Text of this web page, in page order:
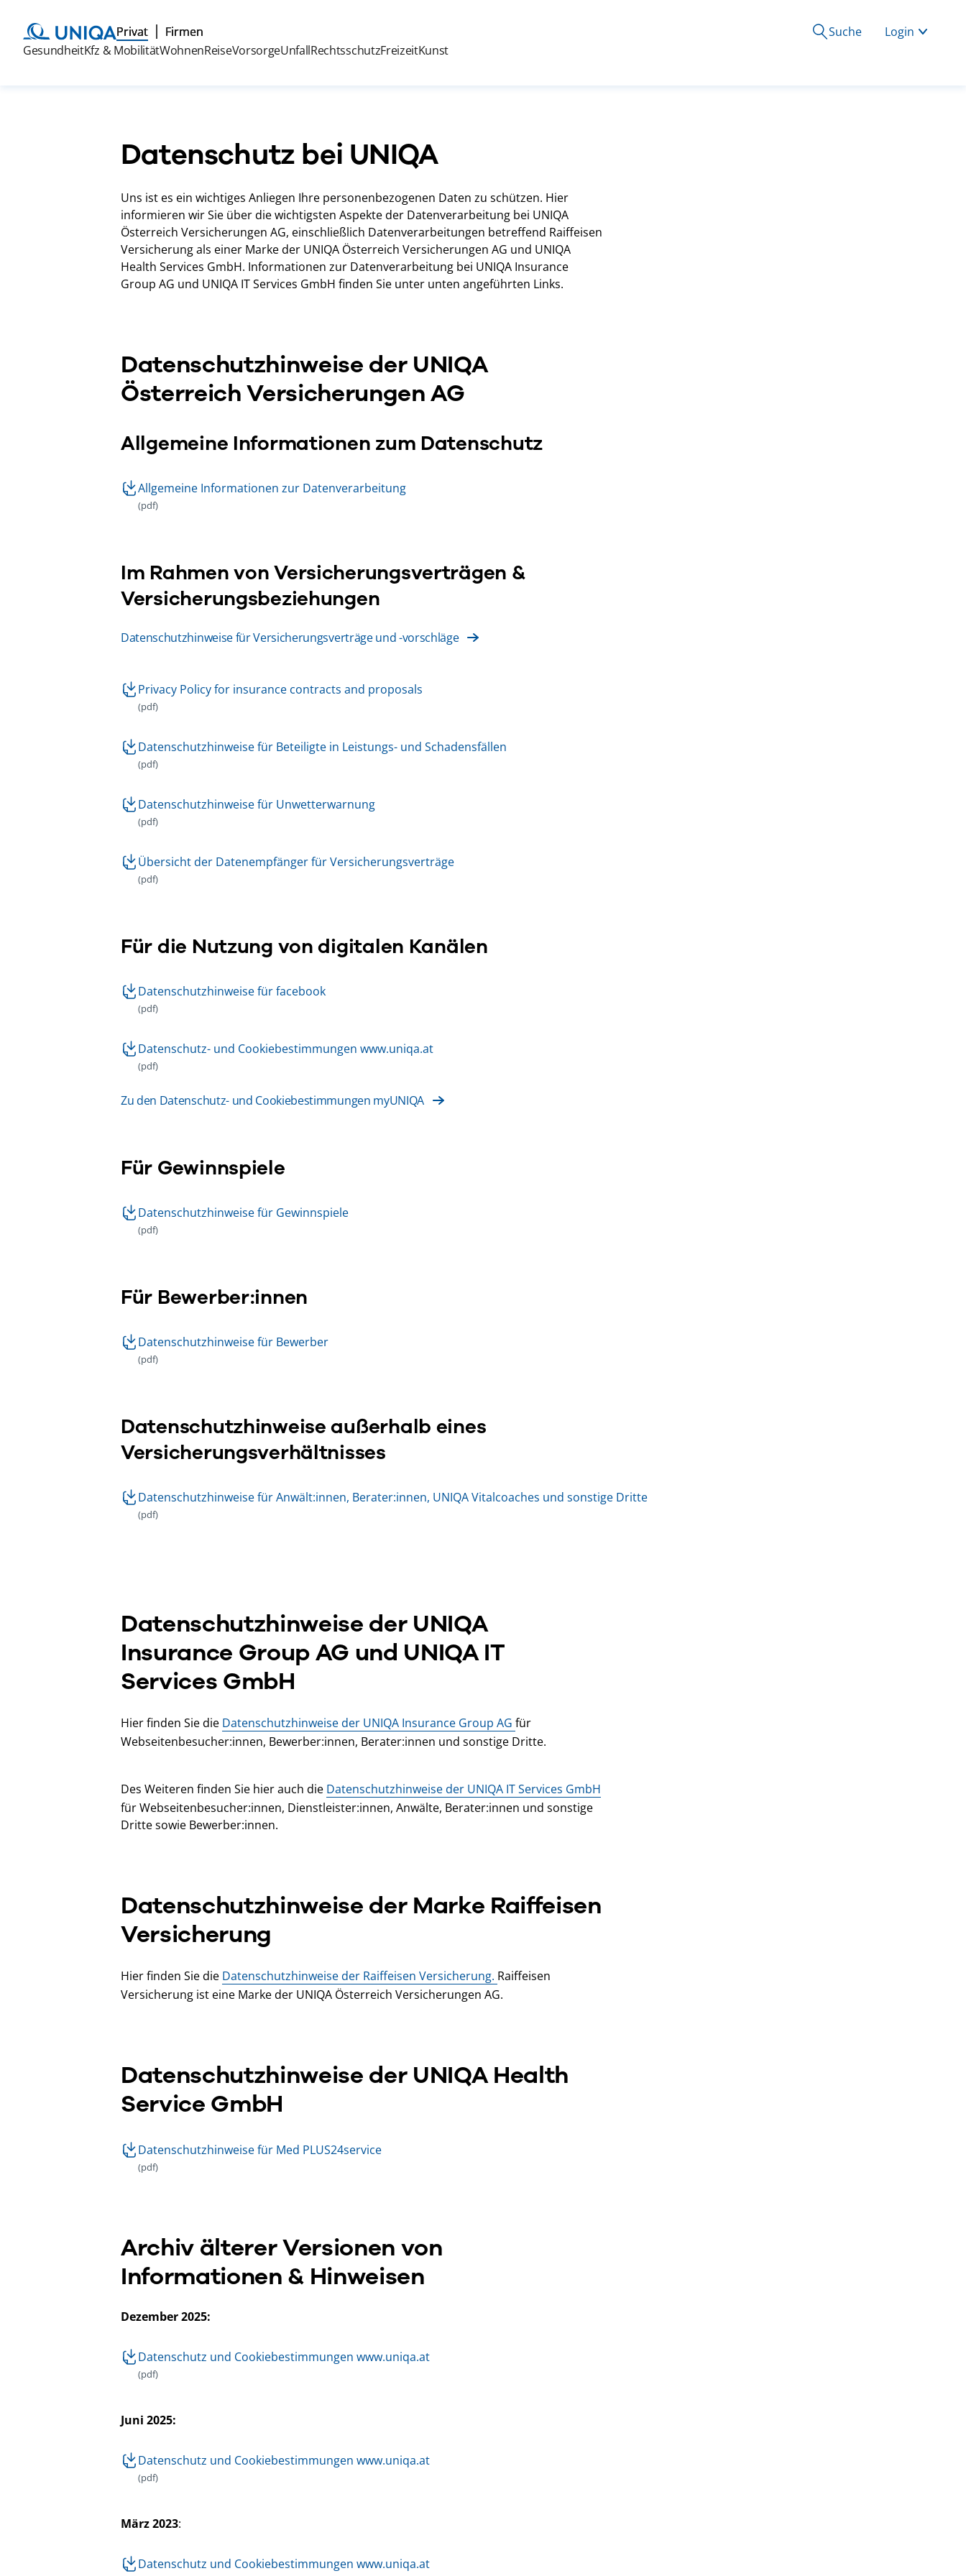
Privat Firmen Suche
Login
GesundheitKfz & MobilitätWohnenReiseVorsorgeUnfallRechtsschutzFreizeitKunst
Datenschutz bei UNIQA
Uns ist es ein wichtiges Anliegen Ihre personenbezogenen Daten zu schützen. Hier
informieren wir Sie über die wichtigsten Aspekte der Datenverarbeitung bei UNIQA
Österreich Versicherungen AG, einschließlich Datenverarbeitungen betreffend Raiffeisen
Versicherung als einer Marke der UNIQA Österreich Versicherungen AG und UNIQA
Health Services GmbH. Informationen zur Datenverarbeitung bei UNIQA Insurance
Group AG und UNIQA IT Services GmbH finden Sie unter unten angeführten Links.
Datenschutzhinweise der UNIQA
Österreich Versicherungen AG
Allgemeine Informationen zum Datenschutz
Allgemeine Informationen zur Datenverarbeitung
(pdf)
Im Rahmen von Versicherungsverträgen &
Versicherungsbeziehungen
Datenschutzhinweise für Versicherungsverträge und -vorschläge
Privacy Policy for insurance contracts and proposals
(pdf)
Datenschutzhinweise für Beteiligte in Leistungs- und Schadensfällen
(pdf)
Datenschutzhinweise für Unwetterwarnung
(pdf)
Übersicht der Datenempfänger für Versicherungsverträge
(pdf)
Für die Nutzung von digitalen Kanälen
Datenschutzhinweise für facebook
(pdf)
Datenschutz- und Cookiebestimmungen www.uniqa.at
(pdf)
Zu den Datenschutz- und Cookiebestimmungen myUNIQA
Für Gewinnspiele
Datenschutzhinweise für Gewinnspiele
(pdf)
Für Bewerber:innen
Datenschutzhinweise für Bewerber
(pdf)
Datenschutzhinweise außerhalb eines
Versicherungsverhältnisses
Datenschutzhinweise für Anwält:innen, Berater:innen, UNIQA Vitalcoaches und sonstige Dritte
(pdf)
Datenschutzhinweise der UNIQA
Insurance Group AG und UNIQA IT
Services GmbH
Hier finden Sie die Datenschutzhinweise der UNIQA Insurance Group AG für
Webseitenbesucher:innen, Bewerber:innen, Berater:innen und sonstige Dritte.
Des Weiteren finden Sie hier auch die Datenschutzhinweise der UNIQA IT Services GmbH
für Webseitenbesucher:innen, Dienstleister:innen, Anwälte, Berater:innen und sonstige
Dritte sowie Bewerber:innen.
Datenschutzhinweise der Marke Raiffeisen
Versicherung
Hier finden Sie die Datenschutzhinweise der Raiffeisen Versicherung. Raiffeisen
Versicherung ist eine Marke der UNIQA Österreich Versicherungen AG.
Datenschutzhinweise der UNIQA Health
Service GmbH
Datenschutzhinweise für Med PLUS24service
(pdf)
Archiv älterer Versionen von
Informationen & Hinweisen
Dezember 2025:
Datenschutz und Cookiebestimmungen www.uniqa.at
(pdf)
Juni 2025:
Datenschutz und Cookiebestimmungen www.uniqa.at
(pdf)
März 2023:
Datenschutz und Cookiebestimmungen www.uniqa.at